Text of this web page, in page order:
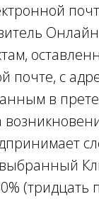
почте, с
в
выбранный
(тридцать